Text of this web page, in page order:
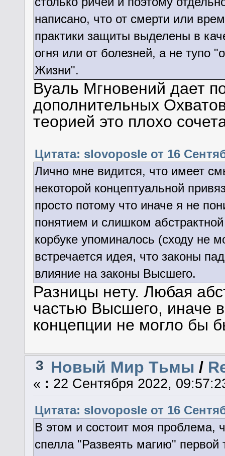
написано, что от смерти или
практики защиты выделены в
огня или от болезней, а не тупо
Жизни".
Вуаль Мгновений дает
дополнительных
теорией это плохо
Цитата: slovoposle от 16
Лично мне видится, что имеет
некоторой концептуальной
просто потому что иначе я не
понятием и слишком
корбуке упоминалось (сходу не
встречается идея, что законы
влияние на законы Высшего.
Разницы нету. Любая
частью Высшего, иначе
концепции не могло бы
3 Новый Мир Тьмы /
« : 22 Сентября 2022,
Цитата: slovoposle от 16
В этом и состоит моя проблема,
спелла "Развеять магию" первой